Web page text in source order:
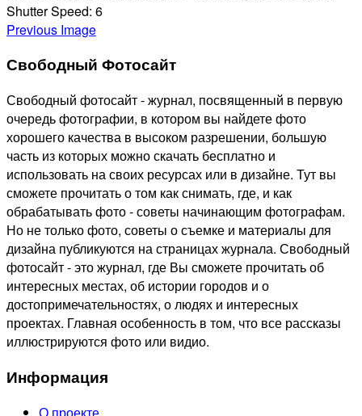
Shutter Speed: 6
Previous Image
Свободный Фотосайт
Свободный фотосайт - журнал, посвященный в первую
очередь фотографии, в котором вы найдете фото
хорошего качества в высоком разрешении, большую
часть из которых можно скачать бесплатно и
использовать на своих ресурсах или в дизайне. Тут вы
сможете прочитать о том как снимать, где, и как
обрабатывать фото - советы начинающим фотографам.
Но не только фото, советы о съемке и материалы для
дизайна публикуются на страницах журнала. Свободный
фотосайт - это журнал, где Вы сможете прочитать об
интересных местах, об истории городов и о
достопримечательностях, о людях и интересных
проектах. Главная особенность в том, что все рассказы
иллюстрируются фото или видио.
Информация
О проекте